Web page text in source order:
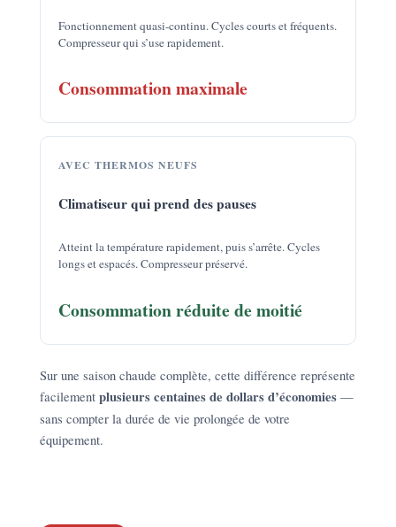
Fonctionnement quasi-continu. Cycles courts et fréquents.
Compresseur qui s’use rapidement.
Consommation maximale
AVEC THERMOS NEUFS
Climatiseur qui prend des pauses
Atteint la température rapidement, puis s’arrête. Cycles
longs et espacés. Compresseur préservé.
Consommation réduite de moitié
Sur une saison chaude complète, cette différence représente
facilement plusieurs centaines de dollars d’économies—
sans compter la durée de vie prolongée de votre
équipement.